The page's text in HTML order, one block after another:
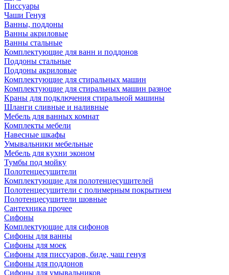
Писсуары
Чаши Генуя
Ванны, поддоны
Ванны акриловые
Ванны стальные
Комплектующие для ванн и поддонов
Поддоны стальные
Поддоны акриловые
Комплектующие для стиральных машин
Комплектующие для стиральных машин разное
Краны для подключения стиральной машины
Шланги сливные и наливные
Мебель для ванных комнат
Комплекты мебели
Навесные шкафы
Умывальники мебельные
Мебель для кухни эконом
Тумбы под мойку
Полотенцесушители
Комплектующие для полотенцесушителей
Полотенцесушители с полимерным покрытием
Полотенцесушители шовные
Сантехника прочее
Сифоны
Комплектующие для сифонов
Сифоны для ванны
Сифоны для моек
Сифоны для писсуаров, биде, чаш генуя
Сифоны для поддонов
Сифоны для умывальников